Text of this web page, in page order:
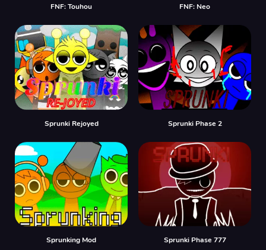
FNF: Touhou FNF: Neo
Sprunki Rejoyed Sprunki Phase 2
Sprunking Mod Sprunki Phase 777